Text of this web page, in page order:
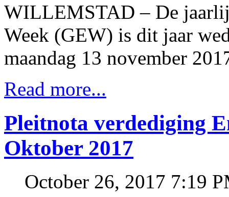
WILLEMSTAD – De
Week (GEW) is dit jaar
maandag 13 november
Read more...
Pleitnota verdediging
Oktober 2017
October 26, 2017 7:19